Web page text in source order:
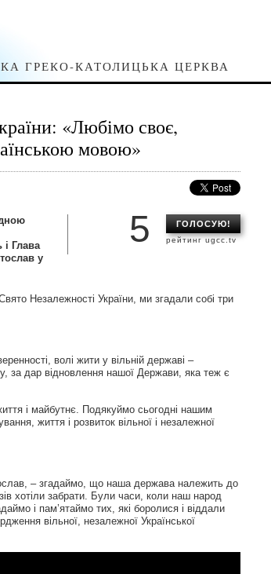
ГРЕКО-КАТОЛИЦЬКА ЦЕРКВА
«Любімо своє,
мовою»
ГОЛОСУЮ!
рейтинг ugcc.tv
5
і Глава
у
Незалежності України, ми згадали собі три
волі жити у вільній державі –
за дар відновлення нашої Держави, яка теж є
і майбутнє. Подякуймо сьогодні нашим
життя і розвиток вільної і незалежної
– згадаймо, що наша держава належить до
хотіли забрати. Були часи, коли наш народ
і пам’ятаймо тих, які боролися і віддали
вільної, незалежної Української